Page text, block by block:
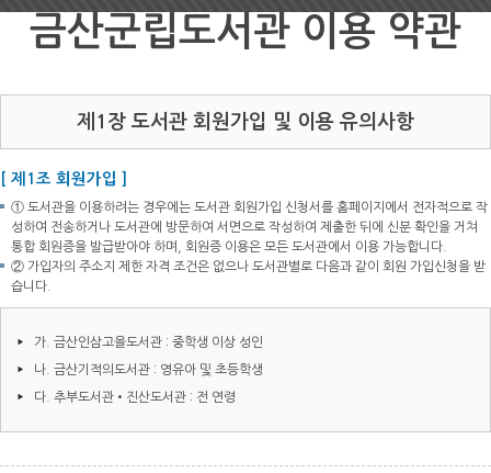
금산군립도서관 이용 약관
제1장 도서관 회원가입 및 이용 유의사항
[ 제1조 회원가입 ]
① 도서관을 이용하려는 경우에는 도서관 회원가입 신청서를 홈페이지에서 전자적으로 작
성하여 전송하거나 도서관에 방문하여 서면으로 작성하여 제출한 뒤에 신분 확인을 거쳐
통합 회원증을 발급받아야 하며, 회원증 이용은 모든 도서관에서 이용 가능합니다.
② 가입자의 주소지 제한 자격 조건은 없으나 도서관별로 다음과 같이 회원 가입신청을 받
습니다.
가. 금산인삼고을도서관 : 중학생 이상 성인
나. 금산기적의도서관 : 영유아 및 초등학생
다. 추부도서관•진산도서관 : 전 연령